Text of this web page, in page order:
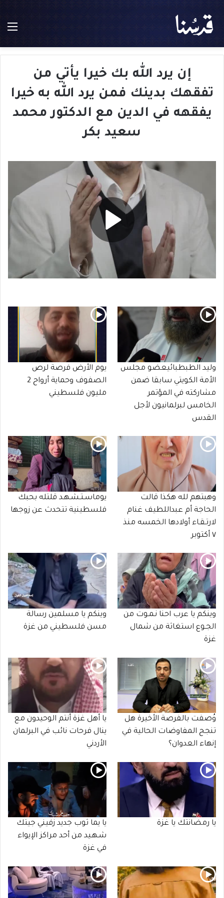
إن يرد الله بك خيرا يأتي من
تفقهك بدينك فمن يرد الله به خيرا
يفقهه في الدين مع الدكتور محمد
سعيد بكر
وليد الطبطبائيعضو مجلس
الأمة الكويتي سابقا ضمن
مشاركته في المؤتمر
الخامس لبرلمانيون لأجل
القدس
يوم الأرض فرصة لرص
الصفوف وحماية أرواح 2
مليون فلسطيني
وهبتهم لله هكذا قالت
الحاجة أم عبداللطيف غنام
لارتـقـاء أولادها الخمسه منذ
٧ أكتوبر
يوماسـتـشـهـد قلتله بحبك
فلسطينية تتحدث عن زوجها
وينكم يا عرب احنا نـمـوت من
الجـوع استغاثة من شمال
غزة
وينكم يا مسلمين رسالة
مسن فلسطيني من غزة
وُصفت بالفرصة الأخيرة هل
تنجح المفاوضات الحالية في
إنهاء العدوان؟
يا أهل غزة أنتم الوحيدون مع
ينال فرحات نائب في البرلمان
الأردني
يا رمضانتك يا غزة
يا يما ثوب جديد زفيني جيتك
شـهـيد من أحد مراكز الإيواء
في غزة